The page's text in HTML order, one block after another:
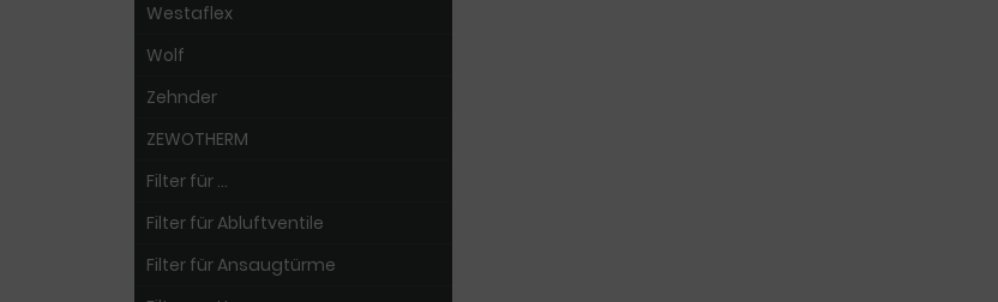
Westaflex
Wolf
Zehnder
ZEWOTHERM
Filter für ...
Filter für Abluftventile
Filter für Ansaugtürme